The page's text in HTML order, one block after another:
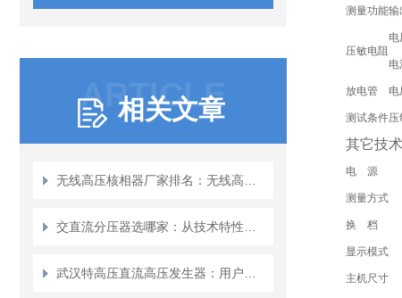
ARTICLE
相关文章
测量功能输
压敏电阻
电
放电管
测试条件压
其它技
电 源
测量方式
换 档
显示模式
主机尺寸